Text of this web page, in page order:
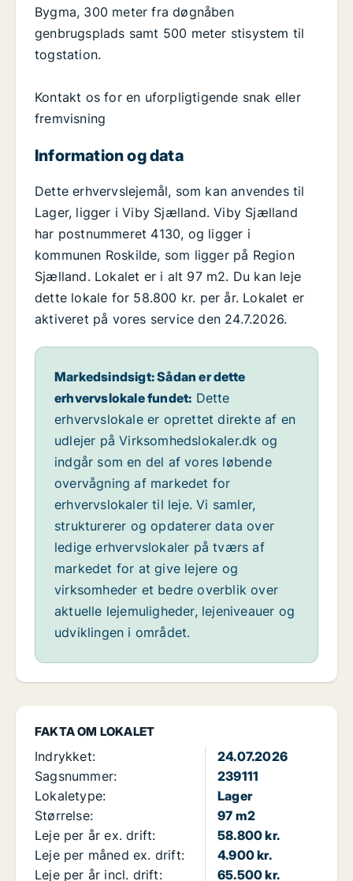
FAKTA OM LOKALET
Indrykket:
24.07.2026
Sagsnummer:
239111
Lokaletype:
Lager
Størrelse:
97 m2
Leje per år ex. drift:
58.800 kr.
Leje per måned ex. drift:
4.900 kr.
Leje per år incl. drift:
65.500 kr.
Bygma, 300 meter fra døgnåben
genbrugsplads samt 500 meter stisystem til
togstation.
Kontakt os for en uforpligtigende snak eller
fremvisning
Information og data
Dette erhvervslejemål, som kan anvendes til
Lager, ligger i Viby Sjælland. Viby Sjælland
har postnummeret 4130, og ligger i
kommunen Roskilde, som ligger på Region
Sjælland. Lokalet er i alt 97 m2. Du kan leje
dette lokale for 58.800 kr. per år. Lokalet er
aktiveret på vores service den 24.7.2026.
Markedsindsigt: Sådan er dette
erhvervslokale fundet: Dette
erhvervslokale er oprettet direkte af en
udlejer på Virksomhedslokaler.dk og
indgår som en del af vores løbende
overvågning af markedet for
erhvervslokaler til leje. Vi samler,
strukturerer og opdaterer data over
ledige erhvervslokaler på tværs af
markedet for at give lejere og
virksomheder et bedre overblik over
aktuelle lejemuligheder, lejeniveauer og
udviklingen i området.